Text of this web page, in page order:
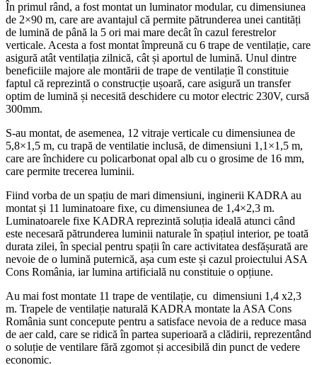
În primul rând, a fost montat un luminator modular, cu dimensiunea
de 2×90 m, care are avantajul că permite pătrunderea unei cantități
de lumină de până la 5 ori mai mare decât în cazul ferestrelor
verticale. Acesta a fost montat împreună cu 6 trape de ventilație, care
asigură atât ventilația zilnică, cât și aportul de lumină. Unul dintre
beneficiile majore ale montării de trape de ventilație îl constituie
faptul că reprezintă o construcție ușoară, care asigură un transfer
optim de lumină și necesită deschidere cu motor electric 230V, cursă
300mm.
S-au montat, de asemenea, 12 vitraje verticale cu dimensiunea de
5,8×1,5 m, cu trapă de ventilatie inclusă, de dimensiuni 1,1×1,5 m,
care are închidere cu policarbonat opal alb cu o grosime de 16 mm,
care permite trecerea luminii.
Fiind vorba de un spațiu de mari dimensiuni, inginerii KADRA au
montat și 11 luminatoare fixe, cu dimensiunea de 1,4×2,3 m.
Luminatoarele fixe KADRA reprezintă soluția ideală atunci când
este necesară pătrunderea luminii naturale în spațiul interior, pe toată
durata zilei, în special pentru spații în care activitatea desfășurată are
nevoie de o lumină puternică, așa cum este și cazul proiectului ASA
Cons România, iar lumina artificială nu constituie o opțiune.
Au mai fost montate 11 trape de ventilație, cu dimensiuni 1,4 x2,3
m. Trapele de ventilație naturală KADRA montate la ASA Cons
România sunt concepute pentru a satisface nevoia de a reduce masa
de aer cald, care se ridică în partea superioară a clădirii, reprezentând
o soluție de ventilare fără zgomot și accesibilă din punct de vedere
economic.